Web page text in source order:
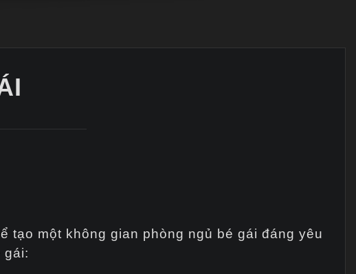
một không gian phòng ngủ bé gái đáng yêu
gái: